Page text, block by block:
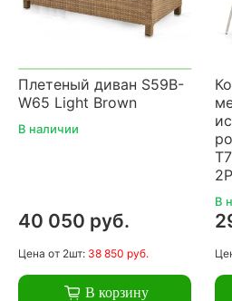
Плетеный диван S59B-
W65 Light Brown
В наличии
40 050 руб.
Цена от 2шт: 38 850 руб.
В корзину
В